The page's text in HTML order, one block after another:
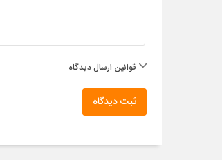
قوانین ارسال دیدگاه
ثبت دیدگاه